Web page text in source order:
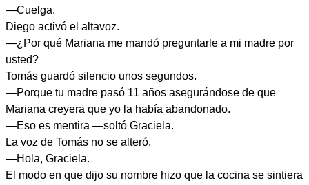
—Cuelga.
Diego activó el altavoz.
—¿Por qué Mariana me mandó preguntarle a mi madre por
usted?
Tomás guardó silencio unos segundos.
—Porque tu madre pasó 11 años asegurándose de que
Mariana creyera que yo la había abandonado.
—Eso es mentira —soltó Graciela.
La voz de Tomás no se alteró.
—Hola, Graciela.
El modo en que dijo su nombre hizo que la cocina se sintiera